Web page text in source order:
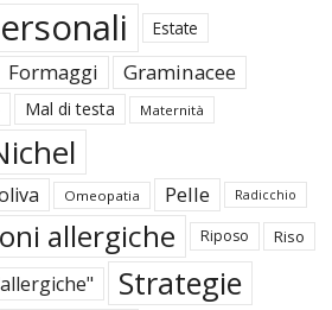
Estate
Formaggi Graminacee
Mal di testa Maternità
Omeopatia Pelle Radicchio
allergiche Riposo Riso
Strategie